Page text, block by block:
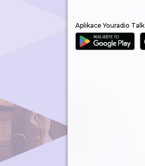
Aplikace Youradio Talk